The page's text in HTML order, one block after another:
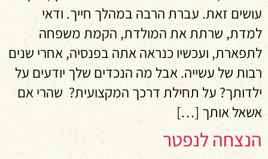
עושים זאת. עברת הרבה במהלך חייך. ודאי
למדת, שרתת את המולדת, הקמת משפחה
לתפארת, ועכשיו כנראה אתה בפנסיה, אחרי שנים
רבות של עשייה. אבל מה הנכדים שלך יודעים על
ילדותך? על תחילת דרכך המקצועית? שהרי אם
אשאל אותך […]
הנצחה לנפטר